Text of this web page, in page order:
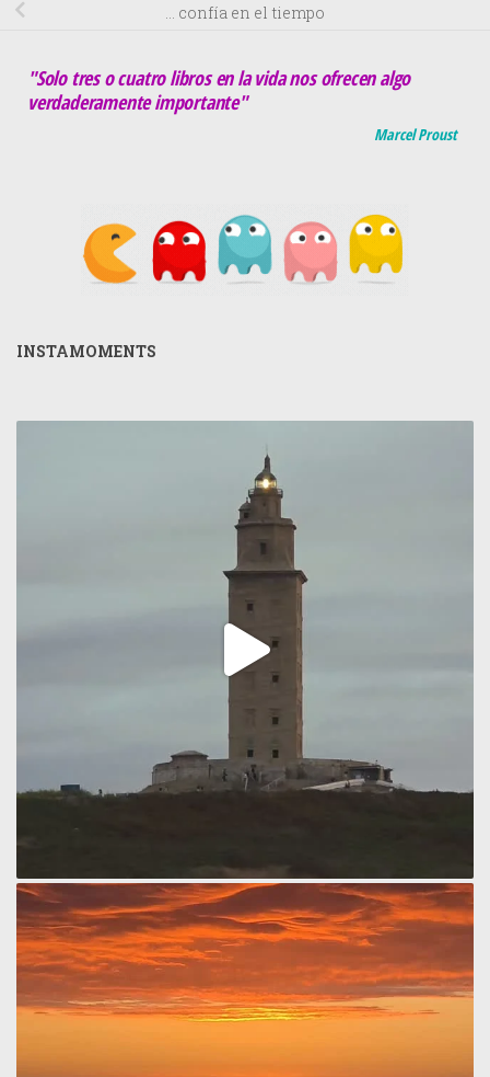
… confía en el tiempo
"Solo tres o cuatro libros en la vida nos ofrecen algo
verdaderamente importante"
Marcel Proust
INSTAMOMENTS